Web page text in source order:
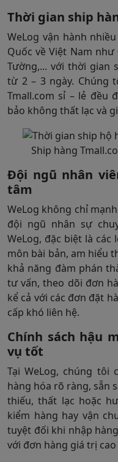
Thời gian ship
WeLog vận hành
Quốc về Việt Nam
Tường,... với thời gian
từ 2 – 3 ngày. Chúng
Tmall.com sỉ – lẻ đều
bảo không thất lạc và
Ship hàng
Đội ngũ nhân
tâm
WeLog không chỉ
đội ngũ nhân sự
WeLog, đặc biệt là
môn bài bản, am hiểu
khả năng đàm phán
tư vấn, theo dõi đơn
kể cả với các đơn đặt
cấp khó liên hệ.
Chính sách hậu
vụ tốt
Tại WeLog, chúng tôi
hàng hóa rõ ràng, sẵn
thiếu, thất lạc hoặc
kiểm hàng hay vận
tuyệt đối khi nhập
với đơn hàng giá trị